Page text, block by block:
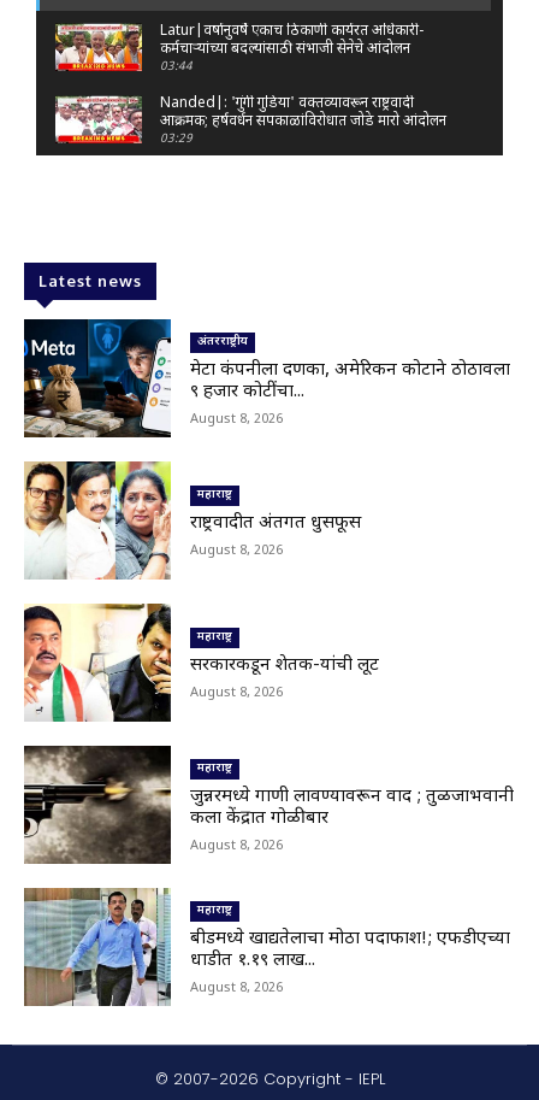
© 2007-2026 Copyright - IEPL